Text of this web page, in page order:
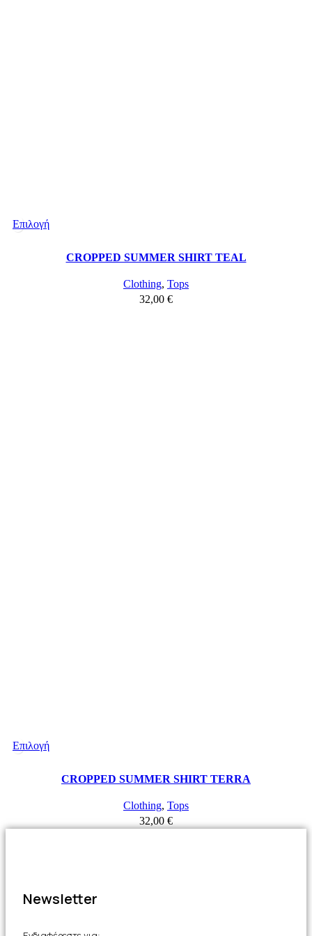
Επιλογή
CROPPED SUMMER SHIRT TEAL
Clothing, Tops
32,00 €
Επιλογή
CROPPED SUMMER SHIRT TERRA
Clothing, Tops
32,00 €
Newsletter